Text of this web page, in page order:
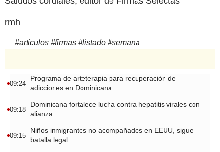
rmh
#articulos #firmas #listado #semana
09:24
Programa de arteterapia para recuperación de
adicciones en Dominicana
09:18
Dominicana fortalece lucha contra hepatitis virales con
alianza
09:15
Niños inmigrantes no acompañados en EEUU, sigue
batalla legal